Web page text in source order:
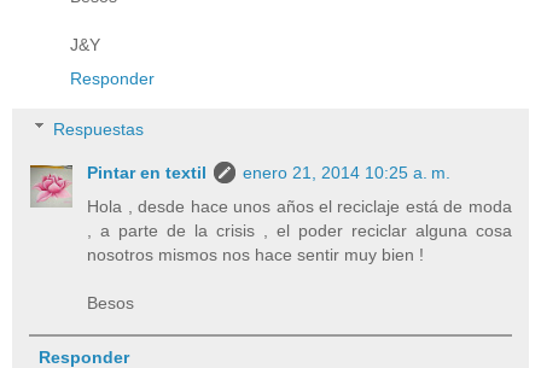
J&Y
Responder
Respuestas
Pintar en textil
enero 21, 2014 10:25 a. m.
Hola , desde hace unos años el reciclaje está de moda
, a parte de la crisis , el poder reciclar alguna cosa
nosotros mismos nos hace sentir muy bien !
Besos
Responder